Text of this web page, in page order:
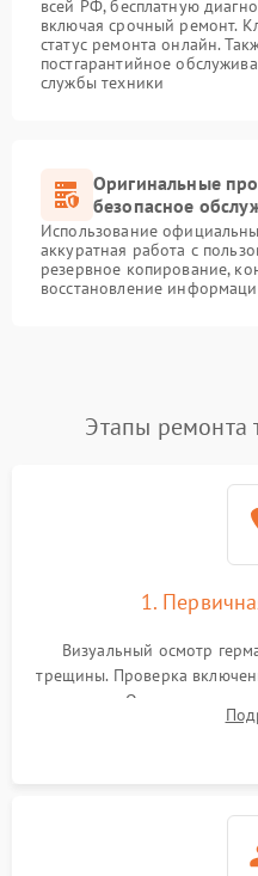
всей РФ, бесплатную
включая срочный ремонт.
статус ремонта онлайн.
постгарантийное
службы техники
Оригинальные
безопасное
Использование
аккуратная работа с
резервное копирование,
восстановление
Этапы ремонта
1.
Визуальный осмотр
трещины. Проверка
зарядки. Оценка вывода
проверка базовых